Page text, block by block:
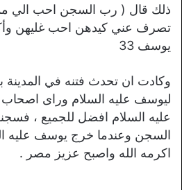
ذلك قال ( رب السجن احب الي مما
تصرف عني كيدهن احب غليهن
يوسف 33
وكادت ان تحدث فتنه في
ليوسف عليه السلام وراى
عليه السلام افضل للجميع ،
السجن وعندما خرج يوسف عليه
اكرمه الله واصبح عزيز مصر .